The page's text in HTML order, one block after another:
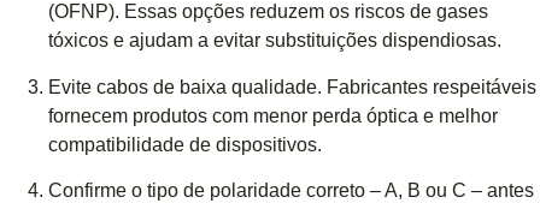
(OFNP). Essas opções reduzem os riscos de gases
tóxicos e ajudam a evitar substituições dispendiosas.
Evite cabos de baixa qualidade. Fabricantes respeitáveis
​​fornecem produtos com menor perda óptica e melhor
compatibilidade de dispositivos.
Confirme o tipo de polaridade correto – A, B ou C – antes